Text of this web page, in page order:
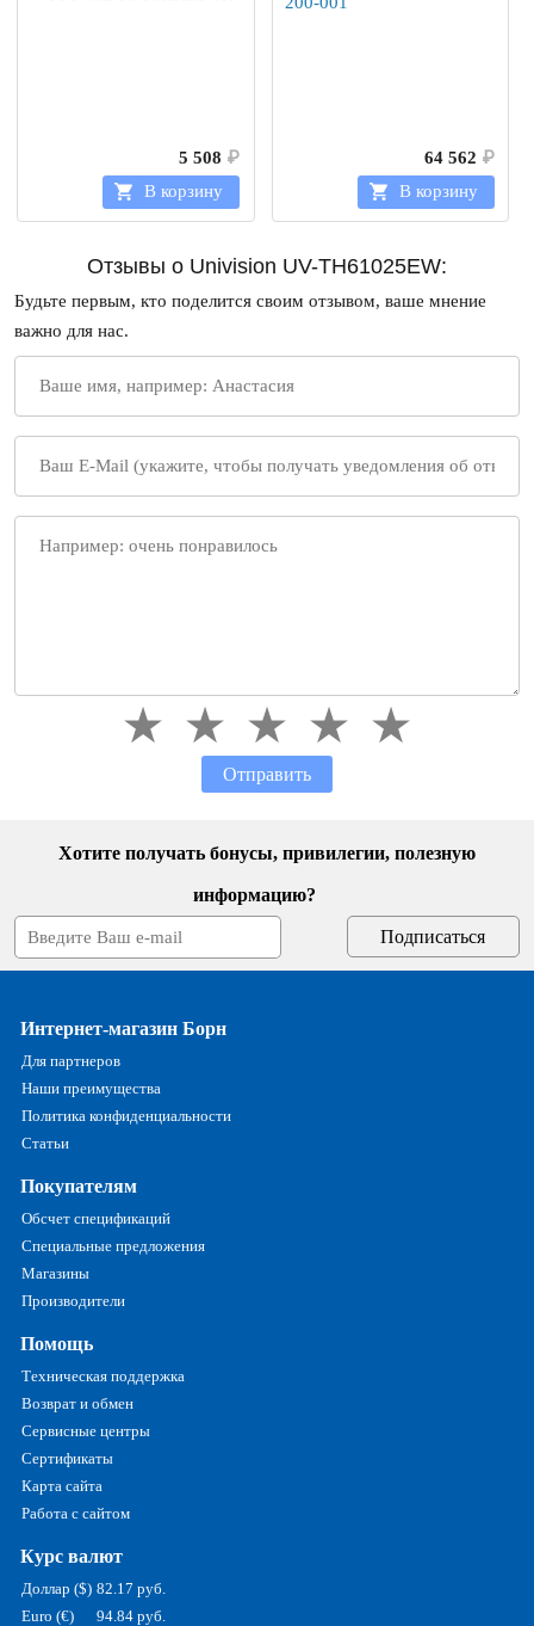
5 508 ₽
В корзину
64 562 ₽
В корзину
Отзывы о Univision UV-TH61025EW:
Будьте первым, кто поделится своим отзывом, ваше мнение
важно для нас.
Отправить
Хотите получать бонусы, привилегии, полезную
информацию?
Интернет-магазин Борн
Для партнеров
Наши преимущества
Политика конфиденциальности
Статьи
Покупателям
Обсчет спецификаций
Специальные предложения
Магазины
Производители
Помощь
Техническая поддержка
Возврат и обмен
Сервисные центры
Сертификаты
Карта сайта
Работа с сайтом
Курс валют
Доллар ($) 82.17 руб.
Euro (€)
94.84 руб.